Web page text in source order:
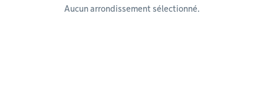
Aucun arrondissement sélectionné.